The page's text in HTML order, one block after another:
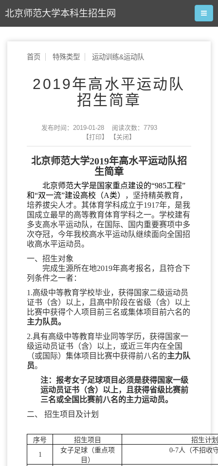
北京师范大学本科生招生网
首页 特殊类型 运动训练&运动队
2019年高水平运动队
招生简章
发布时间：2019-01-28 阅读次数： 7793
【打印】
【关闭】
北京师范大学2019年高水平运动队招
生简章
北京师范大学是国家重点建设的“985工程”
和“双一流”建设高校（A类）
，坚持精英教育，
培养拔尖人才。其体育学科成立于1917年，是我
国成立最早的高等教育体育学科之一。学校建有
多支高水平运动队，在国际、国内重要赛项中多
次夺冠，今年我校高水平运动队继续面向全国招
收高水平运动员。
一、招生对象
完成生源所在地2019年高考报名，且符合下
列条件之一者：
1.高级中等教育学校毕业，获得国家二级运动员
证书（含）以上，且高中阶段在省级（含）以上
比赛中获得个人项目前三名或集体项目前六名的
主力队员。
2.具有高级中等教育毕业同等学历，获得国家一
级运动员证书（含）以上，或近三年内在全国
（或国际）集体项目比赛中获得前八名的主力队
员。
注：报考女子足球项目必须是获得国家一级
运动员证书（含）以上，且获得省级比赛前
三名或全国比赛前八名的主力运动员。
二、 招生项目及计划
序号 招生项目
招生计划
1
女子足球（重点项
目）
0-7人（不招收